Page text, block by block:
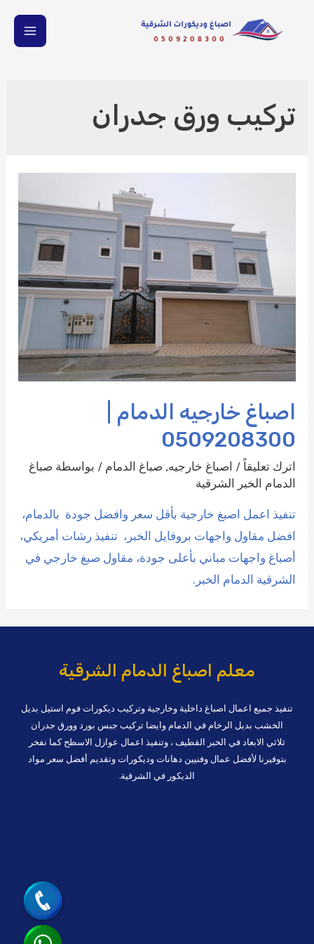
تركيب ورق جدران
اصباغ خارجيه الدمام |
0509208300
اترك تعليقاً / اصباغ خارجيه,صباغ الدمام / بواسطة صباغ
الدمام الخبر الشرقية
تنفيذ اعمل اصبغ خارجية بأقل سعر وافضل جودة بالدمام،
افضل مقاول واجهات بروفايل الخبر، تنفيذ رشات أمريكي،
أصباغ واجهات مباني بأعلى جودة، مقاول صبغ خارجي في
الشرقية الدمام الخبر.
معلم اصباغ الدمام الشرقية
تنفيذ جميع اعمال اصباغ داخلية وخارجية وتركيب ديكورات فوم استيل بديل
الخشب بديل الرخام في الدمام وايضا تركيب جبس بورد وورق جدران
ثلاثي الابعاد في الخبر القطيف ، وتنفيذ اعمال عوازل الاسطح كما نفخر
بتوفيرنا لأفضل عمال وفنيين دهانات وديكورات وتقديم أفضل سعر مواد
الديكور في الشرقية.
جوال
واتساب